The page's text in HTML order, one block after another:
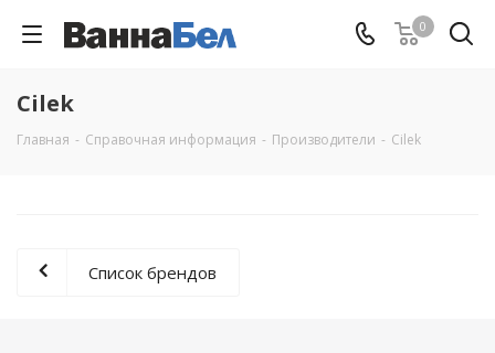
0
Cilek
Главная - Справочная информация - Производители - Cilek
Список брендов